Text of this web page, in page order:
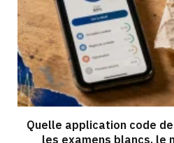
Quelle application code
les examens blancs, le